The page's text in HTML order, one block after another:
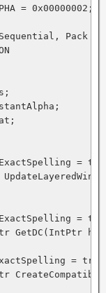
= 0x00000002;
Pack =
=
=
GetDC(IntPtr
=